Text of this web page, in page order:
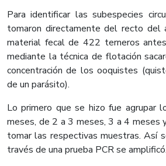
Para identificar las subespecies
tomaron directamente del recto del
material fecal de 422 terneros
mediante la técnica de flotación
concentración de los ooquistes
de un parásito).
Lo primero que se hizo fue agrupar
meses, de 2 a 3 meses, 3 a 4 meses
tomar las respectivas muestras. Así
través de una prueba PCR se amplificó.